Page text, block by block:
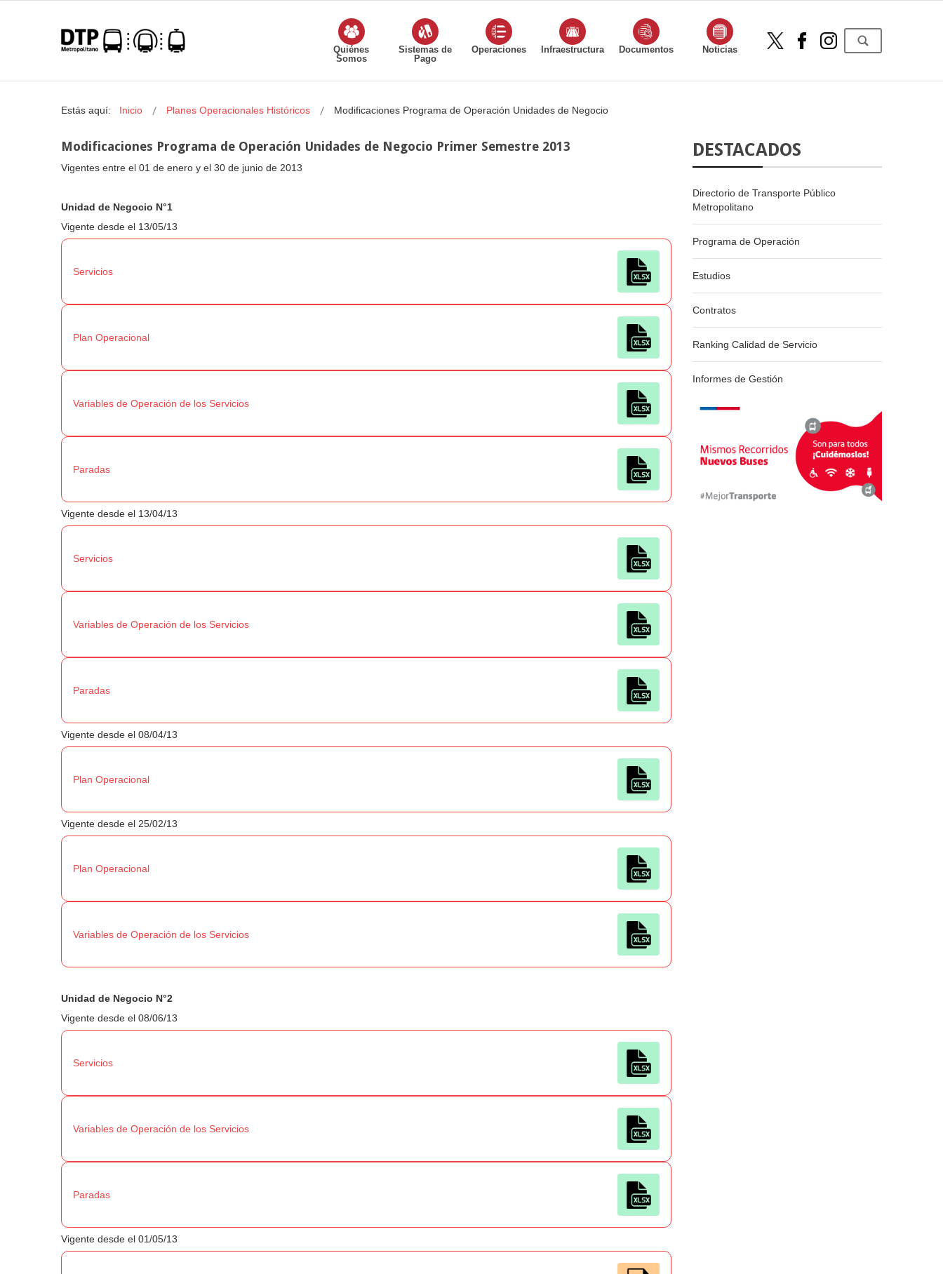
Quiénes
Somos
Sistemas de
Pago
Operaciones Infraestructura Documentos Noticias
Estás aquí: Inicio Planes Operacionales Históricos Modificaciones Programa de Operación Unidades de Negocio
Modificaciones Programa de Operación Unidades de Negocio Primer Semestre 2013
Vigentes entre el 01 de enero y el 30 de junio de 2013
Unidad de Negocio N°1
Vigente desde el 13/05/13
Servicios
Plan Operacional
Variables de Operación de los Servicios
Paradas
Vigente desde el 13/04/13
Servicios
Variables de Operación de los Servicios
Paradas
Vigente desde el 08/04/13
Plan Operacional
Vigente desde el 25/02/13
Plan Operacional
Variables de Operación de los Servicios
Unidad de Negocio N°2
Vigente desde el 08/06/13
Servicios
Variables de Operación de los Servicios
Paradas
Vigente desde el 01/05/13
DESTACADOS
Directorio de Transporte Público
Metropolitano
Programa de Operación
Estudios
Contratos
Ranking Calidad de Servicio
Informes de Gestión